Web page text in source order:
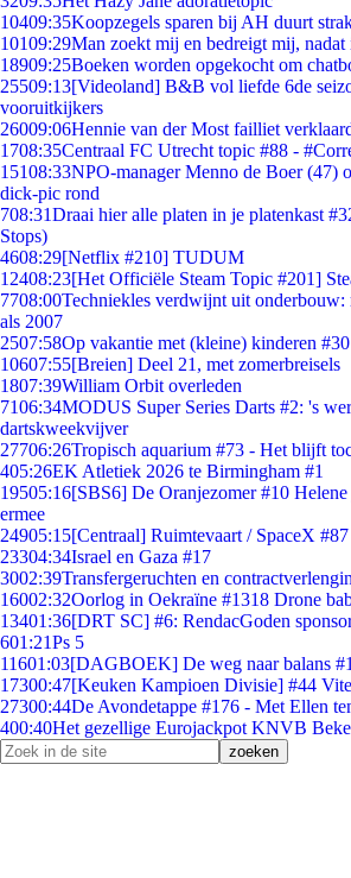
10409:35Koopzegels sparen bij AH duurt
10109:29Man zoekt mij en bedreigt mij,
18909:25Boeken worden opgekocht om
25509:13[Videoland] B&B vol liefde 6de
vooruitkijkers
26009:06Hennie van der Most failliet
1708:35Centraal FC Utrecht topic #88 -
15108:33NPO-manager Menno de Boer (47)
dick-pic rond
708:31Draai hier alle platen in je platenkast
Stops)
4608:29[Netflix #210] TUDUM
12408:23[Het Officiële Steam Topic #201]
7708:00Techniekles verdwijnt uit onderbouw:
als 2007
2507:58Op vakantie met (kleine) kinderen #30
10607:55[Breien] Deel 21, met zomerbreisels
1807:39William Orbit overleden
7106:34MODUS Super Series Darts #2: 's
dartskweekvijver
27706:26Tropisch aquarium #73 - Het blijft
405:26EK Atletiek 2026 te Birmingham #1
19505:16[SBS6] De Oranjezomer #10
ermee
24905:15[Centraal] Ruimtevaart / SpaceX
23304:34Israel en Gaza #17
3002:39Transfergeruchten en
16002:32Oorlog in Oekraïne #1318 Drone
13401:36[DRT SC] #6: RendacGoden
601:21Ps 5
11601:03[DAGBOEK] De weg naar balans
17300:47[Keuken Kampioen Divisie] #44
27300:44De Avondetappe #176 - Met Ellen
400:40Het gezellige Eurojackpot KNVB